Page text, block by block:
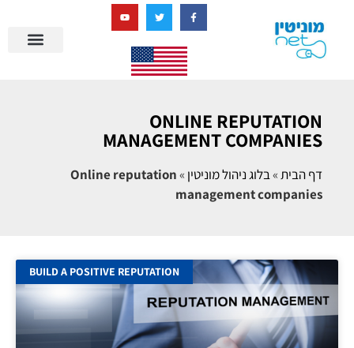
ONLINE REPUTATION
MANAGEMENT COMPANIES
דף הבית»בלוג ניהול מוניטין »
Online reputation
management companies
BUILD A POSITIVE REPUTATION